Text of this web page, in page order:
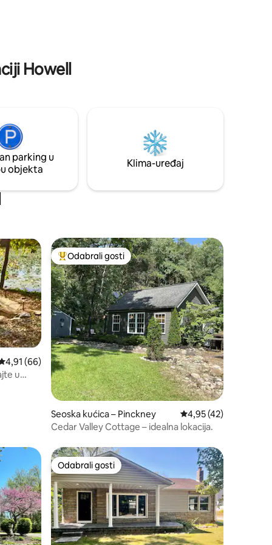
više u nastavku!
Howell
parking u
objekta
Klima-uređaj
ocjena: 4,91/5, recenzija: 66
4,91 (66)
u
Među najviše rangiranima s oznakom „Odabrali gosti”
Odabrali gosti
Seoska kućica – Pinckney Prosječna ocjena:
4,95 (42)
Cedar Valley Cottage – idealna lokacija.
„Odabrali gosti”
Odabrali gosti
Odabrali gosti